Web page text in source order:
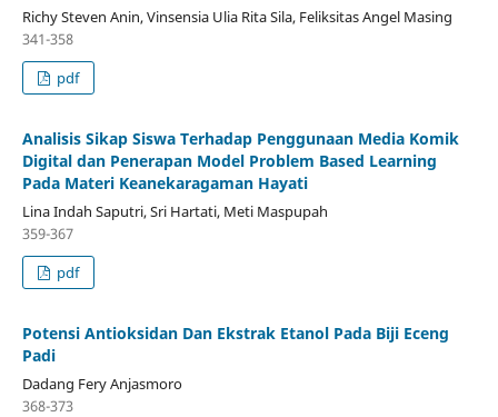
Richy Steven Anin, Vinsensia Ulia Rita Sila, Feliksitas Angel Masing
341-358
pdf
Analisis Sikap Siswa Terhadap Penggunaan Media Komik
Digital dan Penerapan Model Problem Based Learning
Pada Materi Keanekaragaman Hayati
Lina Indah Saputri, Sri Hartati, Meti Maspupah
359-367
pdf
Potensi Antioksidan Dan Ekstrak Etanol Pada Biji Eceng
Padi
Dadang Fery Anjasmoro
368-373